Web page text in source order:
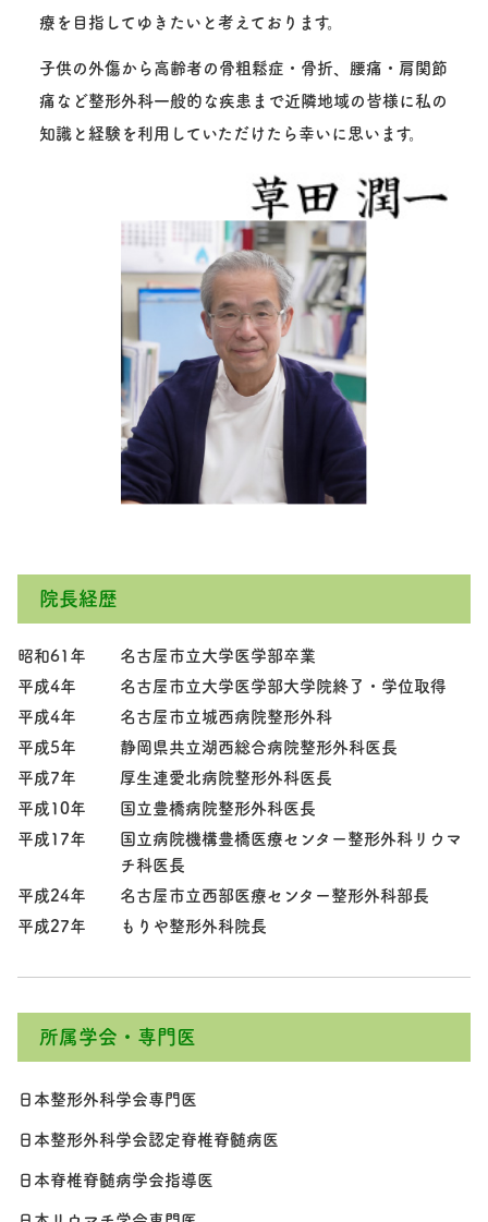
療を目指してゆきたいと考えております。
子供の外傷から高齢者の骨粗鬆症・骨折、腰痛・肩関節
痛など整形外科一般的な疾患まで近隣地域の皆様に私の
知識と経験を利用していただけたら幸いに思います。
院長経歴
昭和61年
名古屋市立大学医学部卒業
平成4年
名古屋市立大学医学部大学院終了・学位取得
平成4年
名古屋市立城西病院整形外科
平成5年
静岡県共立湖西総合病院整形外科医長
平成7年
厚生連愛北病院整形外科医長
平成10年
国立豊橋病院整形外科医長
平成17年
国立病院機構豊橋医療センター整形外科リウマ
チ科医長
平成24年
名古屋市立西部医療センター整形外科部長
平成27年
もりや整形外科院長
所属学会・専門医
日本整形外科学会専門医
日本整形外科学会認定脊椎脊髄病医
日本脊椎脊髄病学会指導医